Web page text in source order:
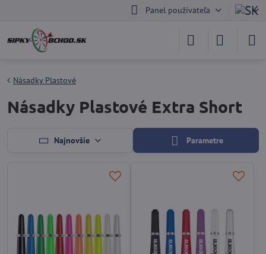
Panel používateľa
Násadky Plastové
Násadky Plastové Extra Short
Najnovšie Parametre